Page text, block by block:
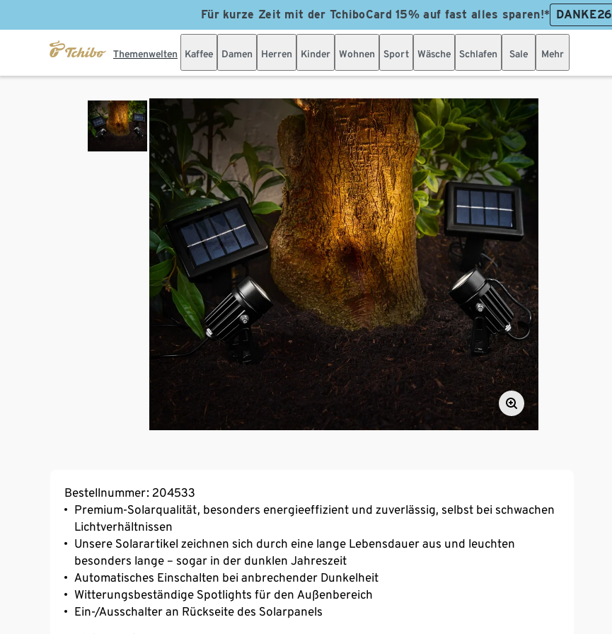
Für kurze Zeit mit der TchiboCard 15% auf fast alles sparen!* DANKE26
Themenwelten Kaffee Damen Herren Kinder Wohnen Sport Wäsche Schlafen Sale Mehr
Bestellnummer: 204533
Premium-Solarqualität, besonders energieeffizient und zuverlässig, selbst bei schwachen
Lichtverhältnissen
Unsere Solarartikel zeichnen sich durch eine lange Lebensdauer aus und leuchten
besonders lange – sogar in der dunklen Jahreszeit
Automatisches Einschalten bei anbrechender Dunkelheit
Witterungsbeständige Spotlights für den Außenbereich
Ein-/Ausschalter an Rückseite des Solarpanels
1 m langes Verbindungskabel zwischen Spot und Solarpanel